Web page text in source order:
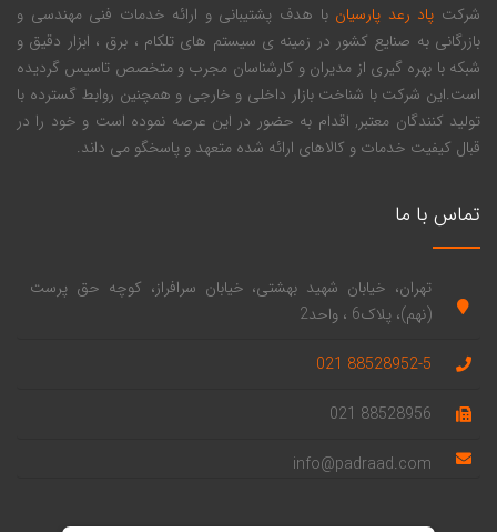
شرکت پاد رعد پارسیان با هدف پشتیبانی و ارائه خدمات فنی مهندسی و
بازرگانی به صنایع کشور در زمینه ی سیستم های تلکام ، برق ، ابزار دقیق و
شبکه با بهره گیری از مدیران و کارشناسان مجرب و متخصص تاسیس گردیده
است.این شرکت با شناخت بازار داخلی و خارجی و همچنین روابط گسترده با
تولید کنندگان معتبر, اقدام به حضور در این عرصه نموده است و خود را در
قبال کیفیت خدمات و کالاهای ارائه شده متعهد و پاسخگو می داند.
تماس با ما
تهران، خیابان شهید بهشتی، خیابان سرافراز، کوچه حق پرست
(نهم)، پلاک6 ، واحد2
88528952-5 021
88528956 021
info@padraad.com